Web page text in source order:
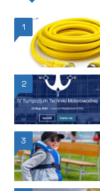
1
2
3